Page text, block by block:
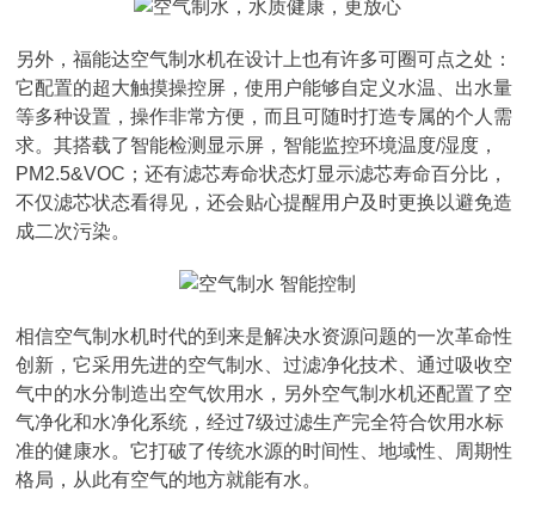
另外，福能达空气制水机在设计上也有许多可圈可点之处：
它配置的超大触摸操控屏，使用户能够自定义水温、出水量
等多种设置，操作非常方便，而且可随时打造专属的个人需
求。其搭载了智能检测显示屏，智能监控环境温度/湿度，
PM2.5&VOC；还有滤芯寿命状态灯显示滤芯寿命百分比，
不仅滤芯状态看得见，还会贴心提醒用户及时更换以避免造
成二次污染。
相信空气制水机时代的到来是解决水资源问题的一次革命性
创新，它采用先进的空气制水、过滤净化技术、通过吸收空
气中的水分制造出空气饮用水，另外空气制水机还配置了空
气净化和水净化系统，经过7级过滤生产完全符合饮用水标
准的健康水。它打破了传统水源的时间性、地域性、周期性
格局，从此有空气的地方就能有水。